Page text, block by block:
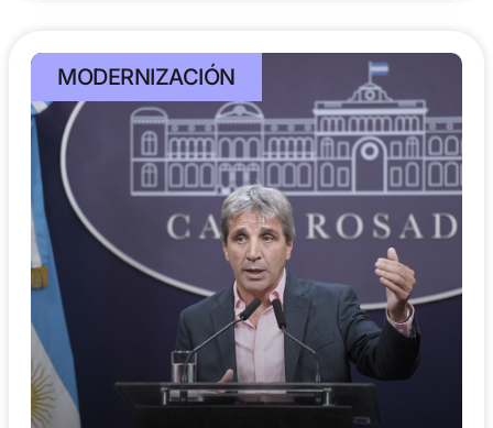
MODERNIZACIÓN